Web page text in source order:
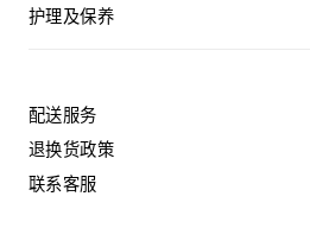
附赠2个皮革环，配合不同面使用
宽度：1英寸（2.5厘米）
金属
金色饰面
宽度：1英寸（2.5厘米）
护理及保养
为长期保持皮带美观，请您遵循以下
- 避免接触水、油、香水和化妆品。
使用柔软的浅色布轻轻擦拭，吸干残
- 请勿将本产品长时间暴露在高温或
配送服务
退换货政策
联系客服